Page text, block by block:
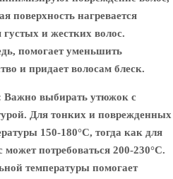
поверхность нагревается
густых и жестких волос.
помогает уменьшить
и придает волосам блеск.
Важно выбирать утюжок с
Для тонких и поврежденных
150-180°C, тогда как для
потребоваться 200-230°C.
температуры помогает